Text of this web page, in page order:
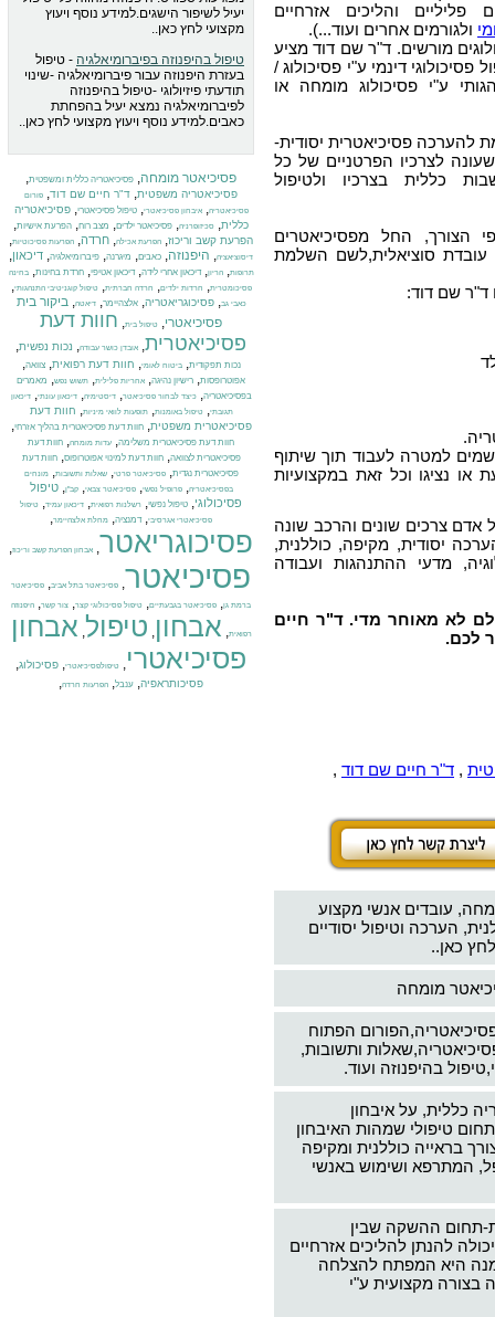
והליכים אזרחיים
ולגורמים אחרים ועוד...).
מורשים. ד"ר שם דוד מציע
דינמי ע"י פסיכולוג /
ע"י פסיכולוג מומחה או
להערכה פסיכיאטרית יסודית-
לצרכיו הפרטניים של כל
כללית בצרכיו ולטיפול
הצורך, החל מפסיכיאטרים
עובדת סוציאלית,לשם השלמת
ד"ר שם דוד:
למטרה לעבוד תוך שיתוף
נציגו וכל זאת במקצועיות
צרכים שונים והרכב שונה
יסודית, מקיפה, כוללנית,
מדעי ההתנהגות ועבודה
לא מאוחר מדי. ד"ר חיים
לכם.
, ד"ר חיים שם דוד ,
עובדים אנשי מקצוע
הערכה וטיפול יסודיים
כאן..
מומחה
הפתוח
ותשובות,
בהיפנוזה ועוד.
כללית, על איבחון
טיפולי שמהות האיבחון
בראייה כוללנית ומקיפה
המתרפא ושימוש באנשי
תחום ההשקה שבין
להנתן להליכים אזרחיים
היא המפתח להצלחה
בצורה מקצועית ע"י
יעיל לשיפור הישגים.למידע נוסף ויעוץ
מקצועי לחץ כאן..
טיפול בהיפנוזה בפיברומיאלגיה - טיפול
בעזרת היפנוזה עבור פיברומיאלגיה -שינוי
תודעתי פיזיולוגי -טיפול בהיפנוזה
לפיברומיאלגיה נמצא יעיל בהפחתת
כאבים.למידע נוסף ויעוץ מקצועי לחץ כאן..
פסיכיאטר מומחה, פסיכיאטריה כללית ומשפטית,
פסיכיאטריה משפטית, ד"ר חיים שם דוד, פורום
פסיכיאטריה,איבחון פסיכיאטרי,טיפול פסיכיאטרי,פסיכיאטריה
כללית, סכיזופרניה, פסיכיאטר ילדים, מצב רוח, הפרעת אישיות,
הפרעת קשב וריכוז, הפרעת אכילה, חרדה, הפרעות פסיכוטיות,
דיסוציאציה, היפנוזה, כאבים, מיגרנה, פיברומיאלגיה, דיכאון,
תרופות,הריון,דיכאון אחרי לידה,דיכאון אטיפי,חרדת בחינות,בחינה
פסיכומטרית, חרדות ילדים, חרדה חברתית,טיפול קוגניטיבי התנהגותי,
כאבי גב,פסיכוגריאטריה,אלצהיימר,דיאטה,ביקור בית
פסיכיאטרי, טיפול בית, חוות דעת
פסיכיאטרית, אובדן כושר עבודה, נכות נפשית,
נכות תפקודית,ביטוח לאומי, חוות דעת רפואית,צוואה,
אפוטרופסות, רישיון נהיגה, אחריות פלילית, תשוש נפש, מאמרים
בפסיכיאטריה,כיצד לבחור פסיכיאטר,דיסטימיה,דיכאון עונתי,דיכאון
תגובתי,טיפול באומנות,תופעות לוואי מיניות, חוות דעת
פסיכיאטרית משפטית,חוות דעת פסיכיאטרית בהליך אזרחי,
חוות דעת פסיכיאטרית משלימה, עדות מומחה, חוות דעת
פסיכיאטרית לצוואה,חוות דעת למינוי אפוטרופוס,חוות דעת
פסיכיאטרית נגדית,פסיכיאטר פרטי,שאלות ותשובות,מונחים
בפסיכיאטריה,פרופיל נפשי,פסיכיאטר צבאי,קב"ן,טיפול
פסיכולוגי, טיפול נפשי, רשלנות רפואית, דיכאון עמיד, טיפול
פסיכיאטרי אגרסיבי,דמנציה, מחלת אלצהיימר,
פסיכוגריאטר, אבחון הפרעת קשב וריכוז,
פסיכיאטר, פסיכיאטר בתל אביב, פסיכיאטר
ברמת גן, פסיכיאטר בגבעתיים, טיפול פסיכולוגי קצר, צור קשר, היפנוזה
רפואית, אבחון, טיפול, אבחון
פסיכיאטרי, טיפולפסיכיאטרי, פסיכולוג,
פסיכותראפיה, ענבל, הפרעות חרדה,